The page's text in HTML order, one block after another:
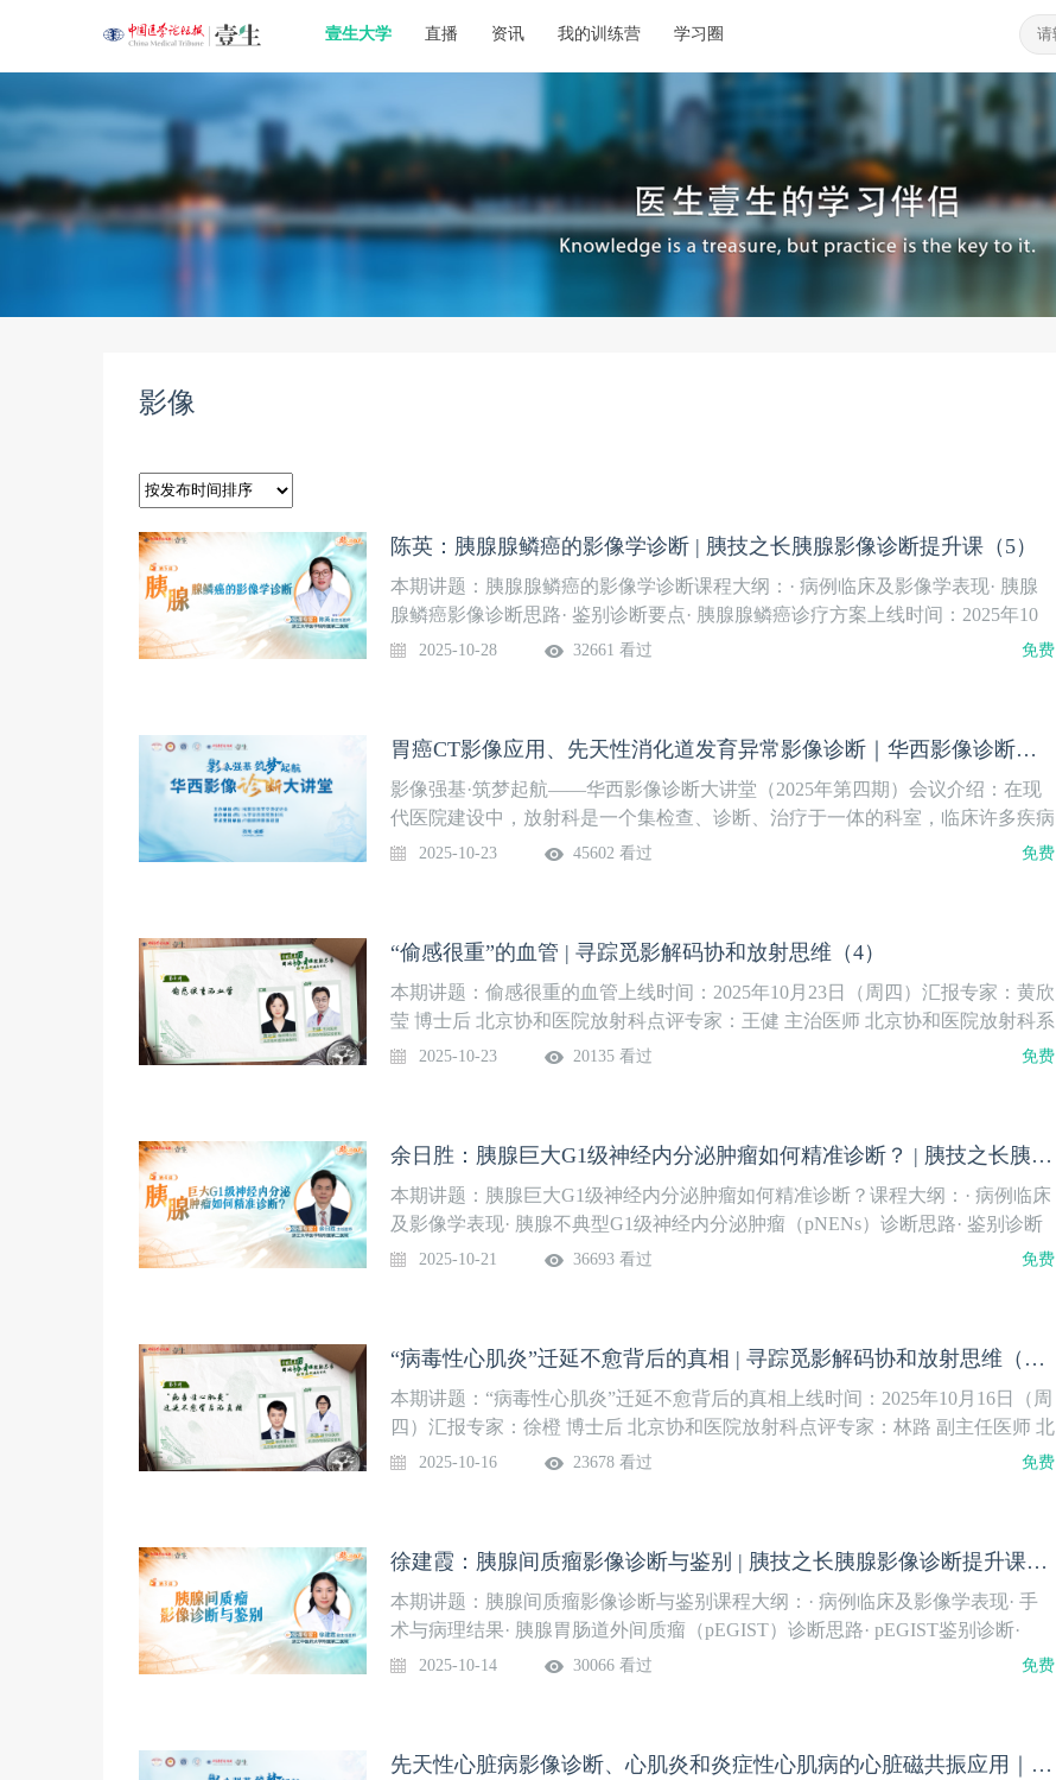
壹生大学 直播 资讯 我的训练营 学习圈
影像
陈英：胰腺腺鳞癌的影像学诊断 | 胰技之长胰腺影像诊断提升课（5）
本期讲题：胰腺腺鳞癌的影像学诊断课程大纲：· 病例临床及影像学表现· 胰腺
腺鳞癌影像诊断思路· 鉴别诊断要点· 胰腺腺鳞癌诊疗方案上线时间：2025年10
月28日（周二）授课专家：陈英 副主任医师 浙江大学医学院附属第二医院系列
2025-10-28 32661 看过 免费
胃癌CT影像应用、先天性消化道发育异常影像诊断｜华西影像诊断大讲堂（四）
影像强基·筑梦起航——华西影像诊断大讲堂（2025年第四期）会议介绍：在现
代医院建设中，放射科是一个集检查、诊断、治疗于一体的科室，临床许多疾病
都需要通过放射科达到明确的诊断和辅助治疗。"影像强基，筑梦起航系列学术
持：中国精神影像联盟直播时间：2025年10月23日（周四）19:00-20:10会议嘉宾
及日程：
2025-10-23 45602 看过 免费
“偷感很重”的血管 | 寻踪觅影解码协和放射思维（4）
本期讲题：偷感很重的血管上线时间：2025年10月23日（周四）汇报专家：黄欣
莹 博士后 北京协和医院放射科点评专家：王健 主治医师 北京协和医院放射科系
列课程安排：
2025-10-23 20135 看过 免费
余日胜：胰腺巨大G1级神经内分泌肿瘤如何精准诊断？ | 胰技之长胰腺影像诊断提升课（4）
本期讲题：胰腺巨大G1级神经内分泌肿瘤如何精准诊断？课程大纲：· 病例临床
及影像学表现· 胰腺不典型G1级神经内分泌肿瘤（pNENs）诊断思路· 鉴别诊断
分析· pNENs诊疗方案上线时间：2025年10月21日（周二）授课专家：余日胜 主
2025-10-21 36693 看过 免费
“病毒性心肌炎”迁延不愈背后的真相 | 寻踪觅影解码协和放射思维（3）
本期讲题：“病毒性心肌炎”迁延不愈背后的真相上线时间：2025年10月16日（周
四）汇报专家：徐橙 博士后 北京协和医院放射科点评专家：林路 副主任医师 北
京协和医院放射科系列课程安排：
2025-10-16 23678 看过 免费
徐建霞：胰腺间质瘤影像诊断与鉴别 | 胰技之长胰腺影像诊断提升课（3）
本期讲题：胰腺间质瘤影像诊断与鉴别课程大纲：· 病例临床及影像学表现· 手
术与病理结果· 胰腺胃肠道外间质瘤（pEGIST）诊断思路· pEGIST鉴别诊断·
pEGIST诊疗方案与总结上线时间：2025年10月13日（周二）授课专家：徐建霞
2025-10-14 30066 看过 免费
先天性心脏病影像诊断、心肌炎和炎症性心肌病的心脏磁共振应用｜华西影像诊断大讲堂（三）